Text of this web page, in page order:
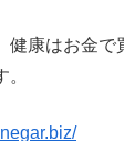
健康はお金で